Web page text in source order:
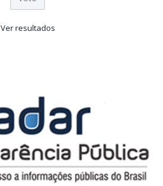
Ver resultados